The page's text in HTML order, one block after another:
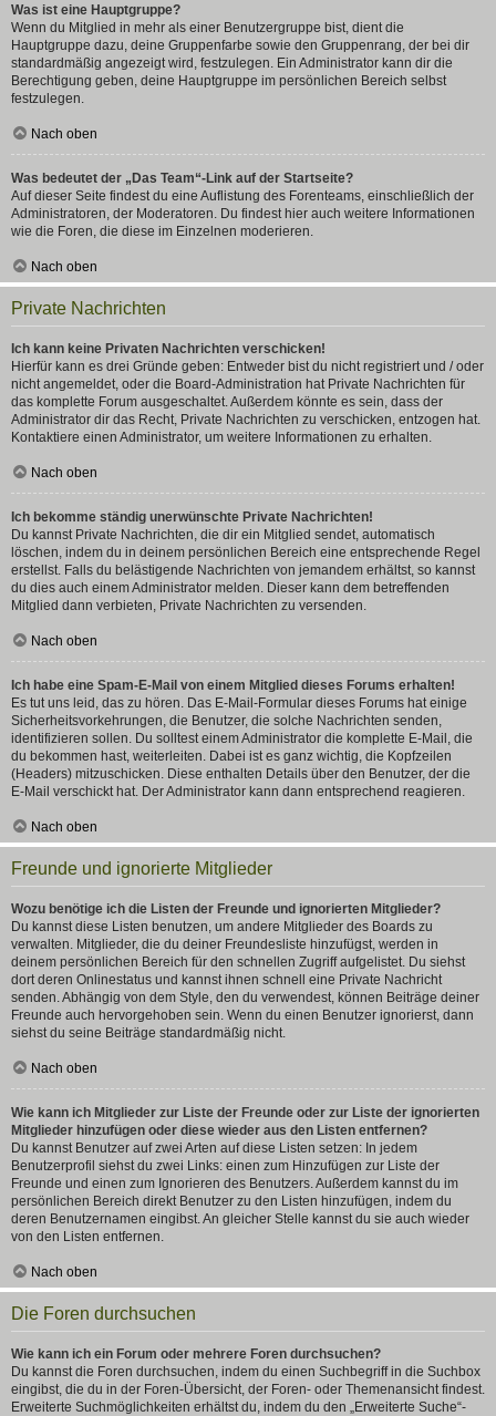
Was ist eine Hauptgruppe?
Wenn du Mitglied in mehr als einer Benutzergruppe bist, dient die
Hauptgruppe dazu, deine Gruppenfarbe sowie den Gruppenrang, der bei dir
standardmäßig angezeigt wird, festzulegen. Ein Administrator kann dir die
Berechtigung geben, deine Hauptgruppe im persönlichen Bereich selbst
festzulegen.
Nach oben
Was bedeutet der „Das Team“-Link auf der Startseite?
Auf dieser Seite findest du eine Auflistung des Forenteams, einschließlich der
Administratoren, der Moderatoren. Du findest hier auch weitere Informationen
wie die Foren, die diese im Einzelnen moderieren.
Nach oben
Private Nachrichten
Ich kann keine Privaten Nachrichten verschicken!
Hierfür kann es drei Gründe geben: Entweder bist du nicht registriert und / oder
nicht angemeldet, oder die Board-Administration hat Private Nachrichten für
das komplette Forum ausgeschaltet. Außerdem könnte es sein, dass der
Administrator dir das Recht, Private Nachrichten zu verschicken, entzogen hat.
Kontaktiere einen Administrator, um weitere Informationen zu erhalten.
Nach oben
Ich bekomme ständig unerwünschte Private Nachrichten!
Du kannst Private Nachrichten, die dir ein Mitglied sendet, automatisch
löschen, indem du in deinem persönlichen Bereich eine entsprechende Regel
erstellst. Falls du belästigende Nachrichten von jemandem erhältst, so kannst
du dies auch einem Administrator melden. Dieser kann dem betreffenden
Mitglied dann verbieten, Private Nachrichten zu versenden.
Nach oben
Ich habe eine Spam-E-Mail von einem Mitglied dieses Forums erhalten!
Es tut uns leid, das zu hören. Das E-Mail-Formular dieses Forums hat einige
Sicherheitsvorkehrungen, die Benutzer, die solche Nachrichten senden,
identifizieren sollen. Du solltest einem Administrator die komplette E-Mail, die
du bekommen hast, weiterleiten. Dabei ist es ganz wichtig, die Kopfzeilen
(Headers) mitzuschicken. Diese enthalten Details über den Benutzer, der die
E-Mail verschickt hat. Der Administrator kann dann entsprechend reagieren.
Nach oben
Freunde und ignorierte Mitglieder
Wozu benötige ich die Listen der Freunde und ignorierten Mitglieder?
Du kannst diese Listen benutzen, um andere Mitglieder des Boards zu
verwalten. Mitglieder, die du deiner Freundesliste hinzufügst, werden in
deinem persönlichen Bereich für den schnellen Zugriff aufgelistet. Du siehst
dort deren Onlinestatus und kannst ihnen schnell eine Private Nachricht
senden. Abhängig von dem Style, den du verwendest, können Beiträge deiner
Freunde auch hervorgehoben sein. Wenn du einen Benutzer ignorierst, dann
siehst du seine Beiträge standardmäßig nicht.
Nach oben
Wie kann ich Mitglieder zur Liste der Freunde oder zur Liste der ignorierten
Mitglieder hinzufügen oder diese wieder aus den Listen entfernen?
Du kannst Benutzer auf zwei Arten auf diese Listen setzen: In jedem
Benutzerprofil siehst du zwei Links: einen zum Hinzufügen zur Liste der
Freunde und einen zum Ignorieren des Benutzers. Außerdem kannst du im
persönlichen Bereich direkt Benutzer zu den Listen hinzufügen, indem du
deren Benutzernamen eingibst. An gleicher Stelle kannst du sie auch wieder
von den Listen entfernen.
Nach oben
Die Foren durchsuchen
Wie kann ich ein Forum oder mehrere Foren durchsuchen?
Du kannst die Foren durchsuchen, indem du einen Suchbegriff in die Suchbox
eingibst, die du in der Foren-Übersicht, der Foren- oder Themenansicht findest.
Erweiterte Suchmöglichkeiten erhältst du, indem du den „Erweiterte Suche“-